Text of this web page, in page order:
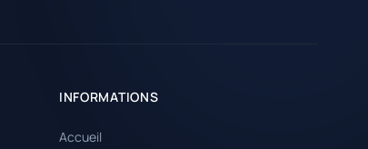
INFORMATIONS
Accueil